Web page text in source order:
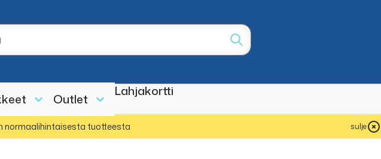
Outlet
Lahjakortti
normaalihintaisesta tuotteesta sulje